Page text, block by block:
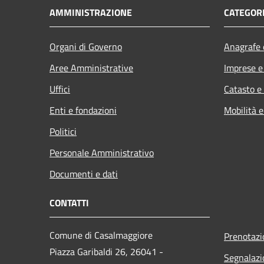
AMMINISTRAZIONE
Organi di Governo
Aree Amministrative
Uffici
Enti e fondazioni
Politici
Personale Amministrativo
Documenti e dati
Imprese
Catasto
Mobilità
CONTATTI
Comune di Casalmaggiore
Piazza Garibaldi 26, 26041 -